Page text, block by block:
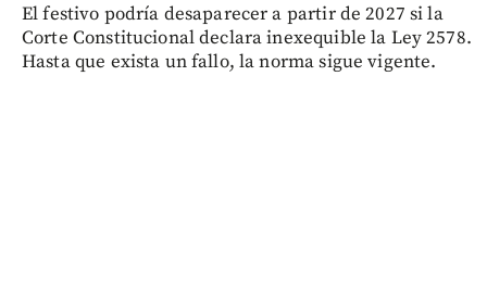
El festivo podría desaparecer a partir de 2027 si la
Corte Constitucional declara inexequible la Ley 2578.
Hasta que exista un fallo, la norma sigue vigente.